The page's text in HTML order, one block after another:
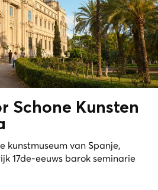
Schone Kunsten
kunstmuseum van Spanje,
17de-eeuws barok seminarie